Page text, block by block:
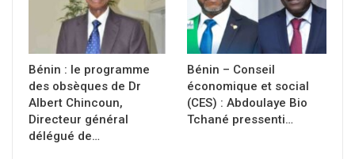
Bénin : le programme
des obsèques de Dr
Albert Chincoun,
Directeur général
délégué de…
Bénin – Conseil
économique et social
(CES) : Abdoulaye Bio
Tchané pressenti…